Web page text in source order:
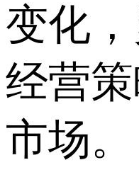
变化
经营
市场。